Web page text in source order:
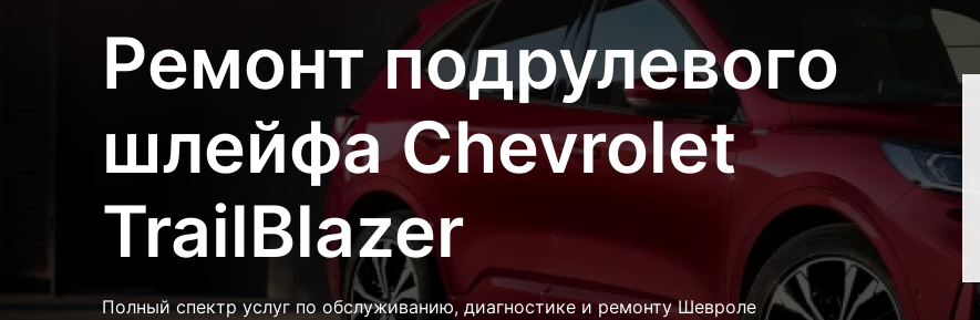
Ремонт подрулевого
шлейфа Chevrolet
TrailBlazer
Полный спектр услуг по обслуживанию, диагностике и ремонту Шевроле